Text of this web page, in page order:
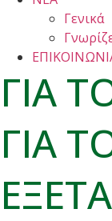
Γενικά
ΓΙΑ
ΓΙΑ